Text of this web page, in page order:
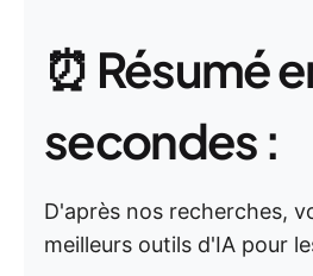
⏰ Résumé
secondes :
D'après nos recherches,
meilleurs outils d'IA pour